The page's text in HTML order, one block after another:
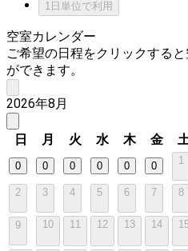
1日単位で利用
空室カレンダー
ご希望の日程をクリックする
ができます。
2026年8月
日 月 火 水 木 金
0 0 0 0 0 0 1
2 3 4 5 6 7 8
9 10 11 12 13 14